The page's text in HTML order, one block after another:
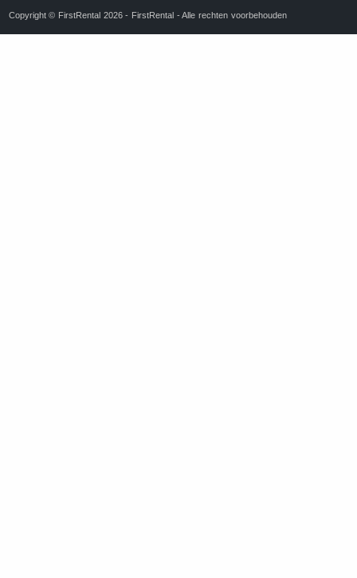
Copyright © FirstRental 2026 - FirstRental - Alle rechten voorbehouden